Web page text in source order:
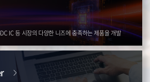
IC 등 시장의 다양한 니즈에 충족하는 제품을 개발